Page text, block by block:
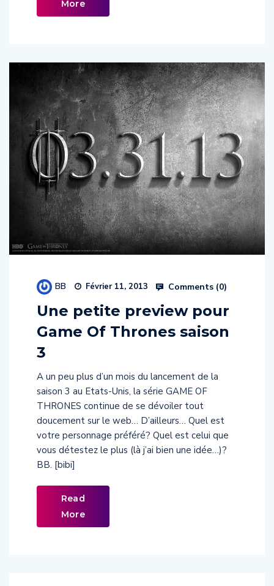
More
BB Février 11, 2013 Comments (0)
Une petite preview pour
Game Of Thrones saison
3
A un peu plus d’un mois du lancement de la
saison 3 au Etats-Unis, la série GAME OF
THRONES continue de se dévoiler tout
doucement sur le web… D’ailleurs… Quel est
votre personnage préféré? Quel est celui que
vous détestez le plus (là j’ai bien une idée…)?
BB. [bibi]
Read
More